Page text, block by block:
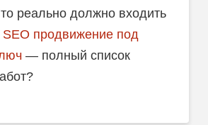
реально должно входить
SEO продвижение под
— полный список